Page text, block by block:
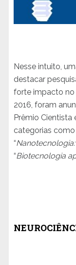
Nesse intuito,
destacar
forte impacto no
2016, foram
Prêmio
categorias como
“
“Biotecnologia